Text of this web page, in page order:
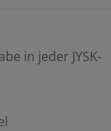
in jeder JYSK-